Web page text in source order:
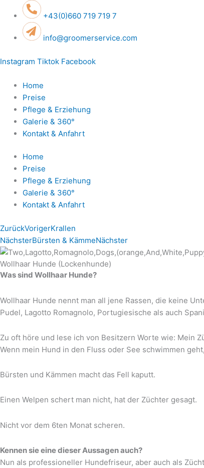
Inhalt
springen
+43(0)660 719 719 7
info@groomerservice.com
Instagram Tiktok Facebook
Home
Preise
Pflege & Erziehung
Galerie & 360°
Kontakt & Anfahrt
Home
Preise
Pflege & Erziehung
Galerie & 360°
Kontakt & Anfahrt
ZurückVorigerKrallen
NächsterBürsten & KämmeNächster
Wollhaar Hunde (Lockenhunde)
Was sind Wollhaar Hunde?
Wollhaar Hunde nennt man all jene Rassen, die keine
Pudel, Lagotto Romagnolo, Portugiesische als auch
Zu oft höre und lese ich von Besitzern Worte wie: Mein
Wenn mein Hund in den Fluss oder See schwimmen
Bürsten und Kämmen macht das Fell kaputt.
Einen Welpen schert man nicht, hat der Züchter gesagt.
Nicht vor dem 6ten Monat scheren.
Kennen sie eine dieser Aussagen auch?
Nun als professioneller Hundefriseur, aber auch als